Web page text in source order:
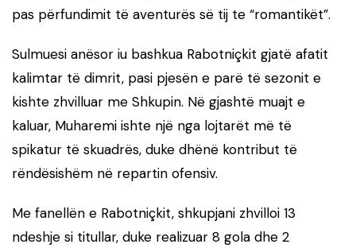
pas përfundimit të aventurës së tij te “romantikët”.
Sulmuesi anësor iu bashkua Rabotniçkit gjatë afatit
kalimtar të dimrit, pasi pjesën e parë të sezonit e
kishte zhvilluar me Shkupin. Në gjashtë muajt e
kaluar, Muharemi ishte një nga lojtarët më të
spikatur të skuadrës, duke dhënë kontribut të
rëndësishëm në repartin ofensiv.
Me fanellën e Rabotniçkit, shkupjani zhvilloi 13
ndeshje si titullar, duke realizuar 8 gola dhe 2